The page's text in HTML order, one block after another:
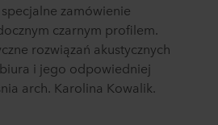
zamówienie
czarnym profilem.
rozwiązań akustycznych
biura i jego odpowiedniej
arch. Karolina Kowalik.